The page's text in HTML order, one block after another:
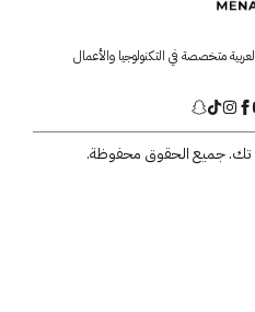
في التكنولوجيا والأعمال